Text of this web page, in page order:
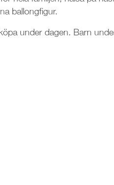
ballongfigur.
under dagen. Barn